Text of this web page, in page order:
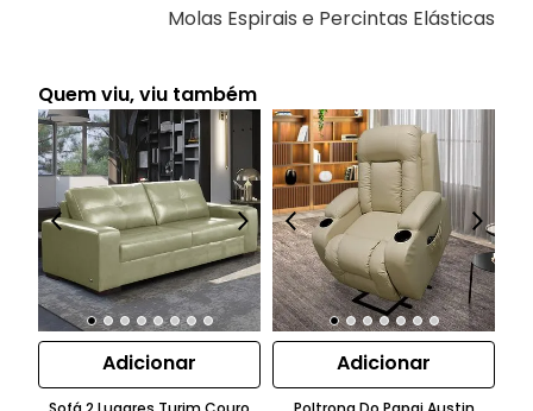
Molas Espirais e Percintas Elásticas
Quem viu, viu também
Adicionar Adicionar